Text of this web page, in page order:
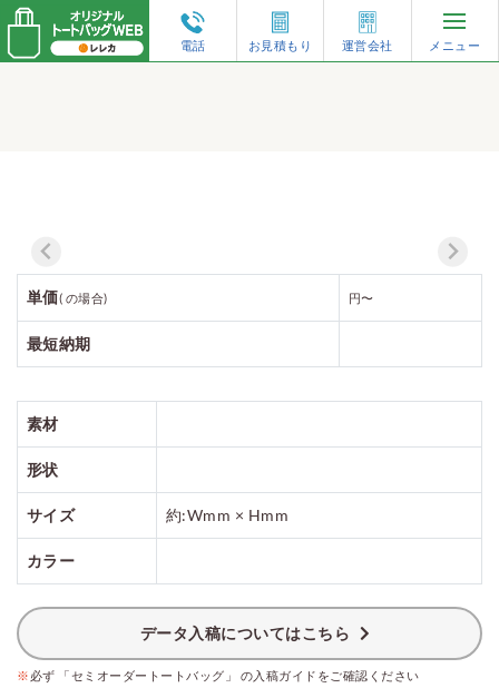
電話 お見積もり 運営会社 メニュー
形状から選ぶ
素材から選ぶ
特集コンテンツ
お見積もり
単価( の場合) 円〜
最短納期
素材
形状
サイズ 約:Wmm × Hmm
カラー
データ入稿についてはこちら
※ 必ず 「セミオーダートートバッグ」 の入稿ガイドをご確認ください